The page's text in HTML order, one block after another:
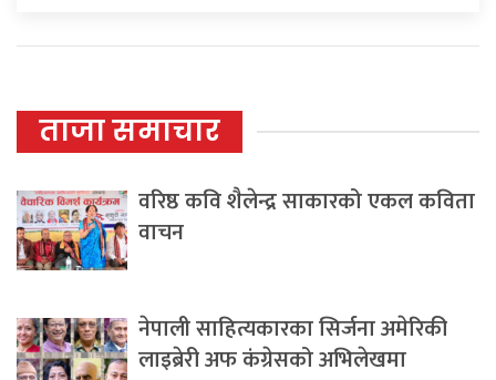
ताजा समाचार
वरिष्ठ कवि शैलेन्द्र साकारको एकल कविता
वाचन
नेपाली साहित्यकारका सिर्जना अमेरिकी
लाइब्रेरी अफ कंग्रेसको अभिलेखमा